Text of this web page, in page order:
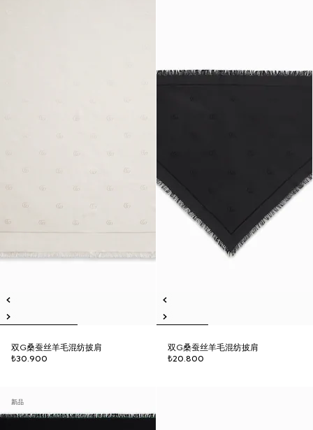
双G桑蚕丝羊毛混纺披肩
₺30.900
双G桑蚕丝羊毛混纺披肩
₺20.800
新品